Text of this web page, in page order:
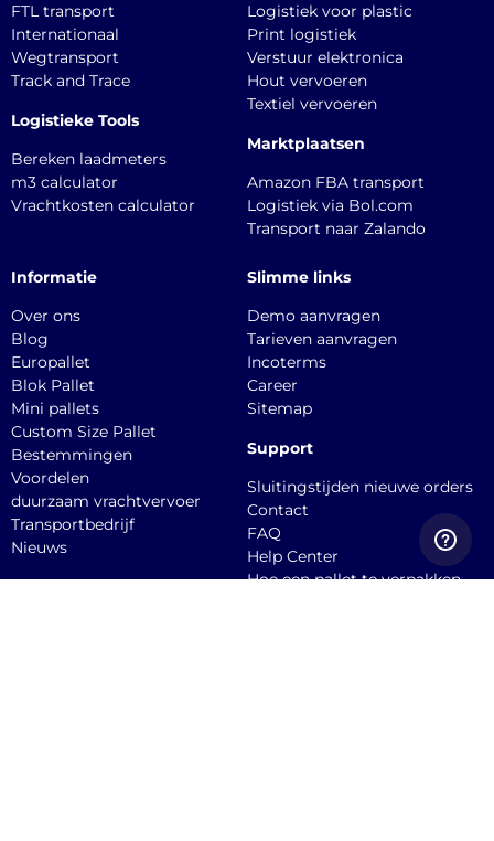
FTL transport
Internationaal
Wegtransport
Track and Trace
Logistieke Tools
Bereken laadmeters
m3 calculator
Vrachtkosten calculator
Logistiek voor plastic
Print logistiek
Verstuur elektronica
Hout vervoeren
Textiel vervoeren
Marktplaatsen
Amazon FBA transport
Logistiek via Bol.com
Transport naar Zalando
Informatie
Over ons
Blog
Europallet
Blok Pallet
Mini pallets
Custom Size Pallet
Bestemmingen
Voordelen
duurzaam vrachtvervoer
Transportbedrijf
Nieuws
Slimme links
Demo aanvragen
Tarieven aanvragen
Incoterms
Career
Sitemap
Support
Sluitingstijden nieuwe orders
Contact
FAQ
Help Center
Hoe een pallet te verpakken